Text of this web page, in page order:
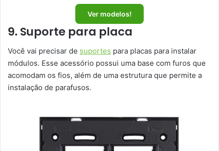
Ver modelos!
9. Suporte para placa
Você vai precisar de suportes para placas para instalar
módulos. Esse acessório possui uma base com furos que
acomodam os fios, além de uma estrutura que permite a
instalação de parafusos.